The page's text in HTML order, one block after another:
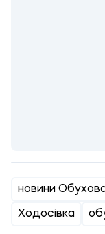
новини
Ходосівка